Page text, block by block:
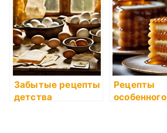
и кутей
рыбы,
мидий
Забытые рецепты
детства
Рецепты